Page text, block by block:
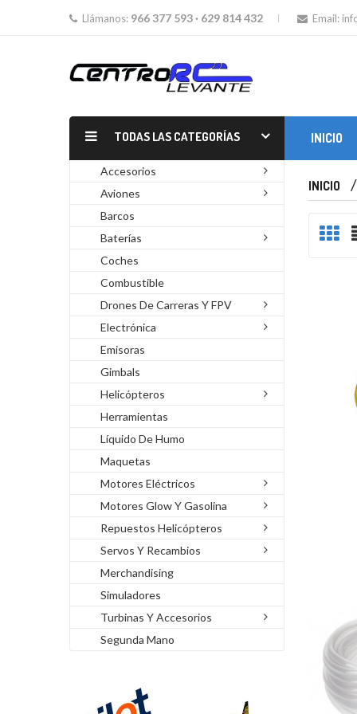
Llámanos: 966 377 593 · 629 814 432 Email:
TODAS LAS CATEGORÍAS INICIO
Accesorios
Aviones
Barcos
Baterías
Coches
Combustible
Drones De Carreras Y FPV
Electrónica
Emisoras
Gimbals
Helicópteros
Herramientas
Líquido De Humo
Maquetas
Motores Eléctricos
Motores Glow Y Gasolina
Repuestos Helicópteros
Servos Y Recambios
Merchandising
Simuladores
Turbinas Y Accesorios
Segunda Mano
INICIO